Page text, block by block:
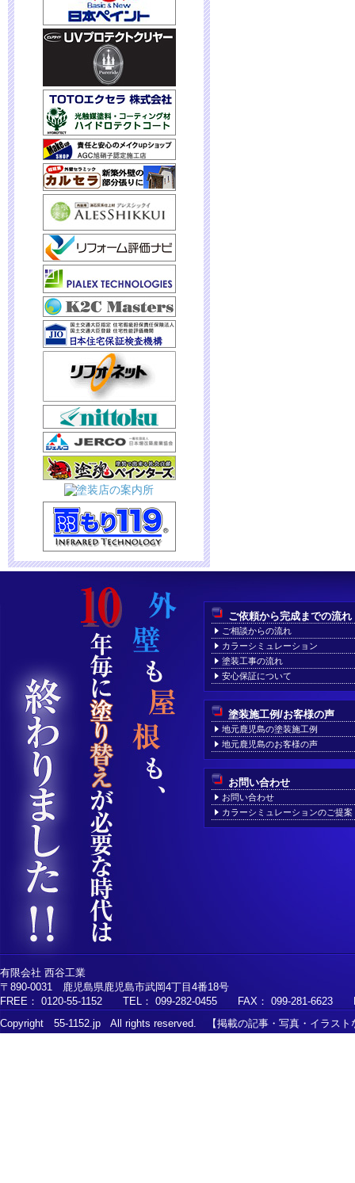
ご依頼から完成までの流れ
ご相談からの流れ
カラーシミュレーション
塗装工事の流れ
安心保証について
塗装施工例/お客様の声
地元鹿児島の塗装施工例
地元鹿児島のお客様の声
お問い合わせ
お問い合わせ
カラーシミュレーションのご提案
有限会社 西谷工業
〒890-0031 鹿児島県鹿児島市武岡4丁目4番18号
FREE： 0120-55-1152 TEL： 099-282-0455 FAX： 099-281-6623
Copyright 55-1152.jp All rights reserved. 【掲載の記事・写真・イラスト